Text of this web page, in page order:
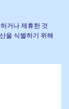
거나 제휴한 것
을 식별하기 위해